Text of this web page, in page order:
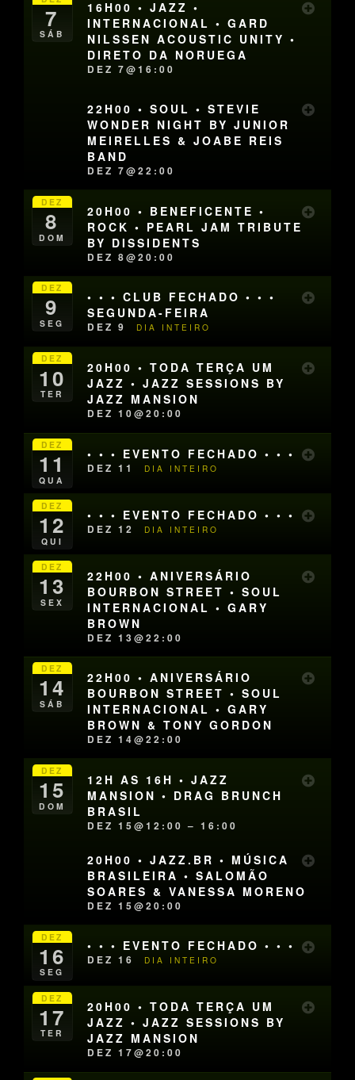
7
SÁB
16H00 • JAZZ •
INTERNACIONAL • GARD
NILSSEN ACOUSTIC UNITY •
DIRETO DA NORUEGA
DEZ 7@16:00
22H00 • SOUL • STEVIE
WONDER NIGHT BY JUNIOR
MEIRELLES & JOABE REIS
BAND
DEZ 7@22:00
DEZ
8
DOM
20H00 • BENEFICENTE •
ROCK • PEARL JAM TRIBUTE
BY DISSIDENTS
DEZ 8@20:00
DEZ
9
SEG
• • • CLUB FECHADO • • •
SEGUNDA-FEIRA
DEZ 9 DIA INTEIRO
DEZ
10
TER
20H00 • TODA TERÇA UM
JAZZ • JAZZ SESSIONS BY
JAZZ MANSION
DEZ 10@20:00
DEZ
11
QUA
• • • EVENTO FECHADO • • •
DEZ 11 DIA INTEIRO
DEZ
12
QUI
• • • EVENTO FECHADO • • •
DEZ 12 DIA INTEIRO
DEZ
13
SEX
22H00 • ANIVERSÁRIO
BOURBON STREET • SOUL
INTERNACIONAL • GARY
BROWN
DEZ 13@22:00
DEZ
14
SÁB
22H00 • ANIVERSÁRIO
BOURBON STREET • SOUL
INTERNACIONAL • GARY
BROWN & TONY GORDON
DEZ 14@22:00
DEZ
15
DOM
12H AS 16H • JAZZ
MANSION • DRAG BRUNCH
BRASIL
DEZ 15@12:00 – 16:00
20H00 • JAZZ.BR • MÚSICA
BRASILEIRA • SALOMÃO
SOARES & VANESSA MORENO
DEZ 15@20:00
DEZ
16
SEG
• • • EVENTO FECHADO • • •
DEZ 16 DIA INTEIRO
DEZ
17
TER
20H00 • TODA TERÇA UM
JAZZ • JAZZ SESSIONS BY
JAZZ MANSION
DEZ 17@20:00